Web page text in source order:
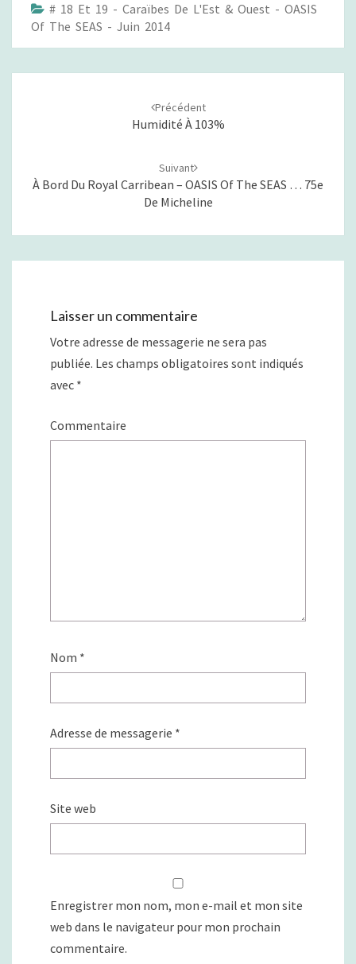
# 18 Et 19 - Caraïbes De L'Est & Ouest - OASIS
Of The SEAS - Juin 2014
Précédent
Humidité À 103%
Suivant
À Bord Du Royal Carribean – OASIS Of The SEAS … 75e
De Micheline
Laisser un commentaire
Votre adresse de messagerie ne sera pas
publiée. Les champs obligatoires sont indiqués
avec *
Commentaire
Nom *
Adresse de messagerie *
Site web
Enregistrer mon nom, mon e-mail et mon site
web dans le navigateur pour mon prochain
commentaire.